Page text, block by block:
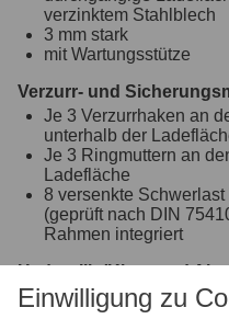
verzinktem Stahlblech
3 mm stark
mit Wartungsstütze
Verzurr- und
Je 3 Verzurrhaken an
unterhalb der
Je 3 Ringmuttern an
Ladefläche
8 versenkte
(geprüft nach DIN
Rahmen integriert
Hydraulik (Kipp- und
hartverchromter 3-
Handpumpe und
Einwilligung zu